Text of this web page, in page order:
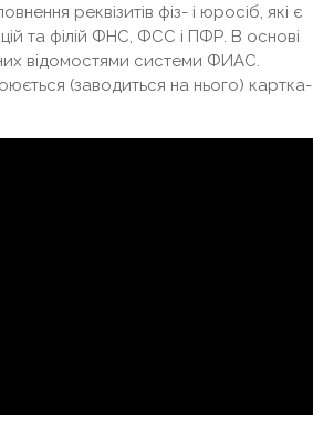
реквізитів фіз- і юросіб, які є
та філій ФНС, ФСС і ПФР. В основі
відомостями системи ФИАС.
(заводиться на нього) картка-